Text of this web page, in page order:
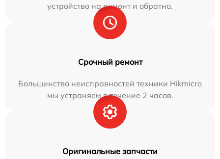
устройство на ремонт и обратно.
Срочный ремонт
Большинство неисправностей техники Hikmicro
мы устраняем в течение 2 часов.
Оригинальные запчасти